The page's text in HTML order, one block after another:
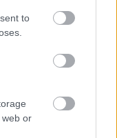
to
web or